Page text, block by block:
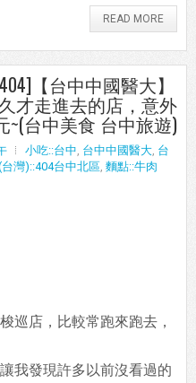
READ MORE
【台中中國醫大】
才走進去的店，意外
~(台中美食 台中旅遊)
小吃::台中, 台中中國醫大, 台
灣)::404台中北區, 麵點::牛肉
巡店，比較常跑來跑去，
我發現許多以前沒看過的